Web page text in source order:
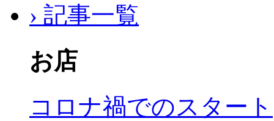
› 記事一覧
お店
コロナ禍でのスタート